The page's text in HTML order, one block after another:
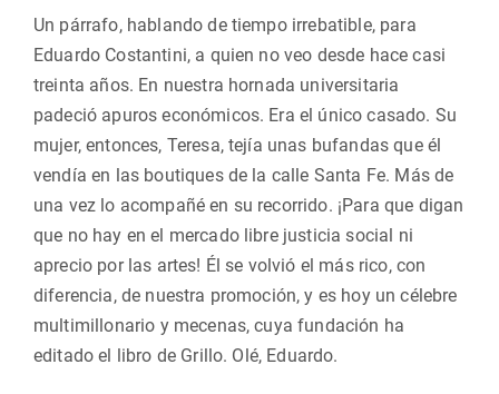
Un párrafo, hablando de tiempo irrebatible, para
Eduardo Costantini, a quien no veo desde hace casi
treinta años. En nuestra hornada universitaria
padeció apuros económicos. Era el único casado. Su
mujer, entonces, Teresa, tejía unas bufandas que él
vendía en las boutiques de la calle Santa Fe. Más de
una vez lo acompañé en su recorrido. ¡Para que digan
que no hay en el mercado libre justicia social ni
aprecio por las artes! Él se volvió el más rico, con
diferencia, de nuestra promoción, y es hoy un célebre
multimillonario y mecenas, cuya fundación ha
editado el libro de Grillo. Olé, Eduardo.